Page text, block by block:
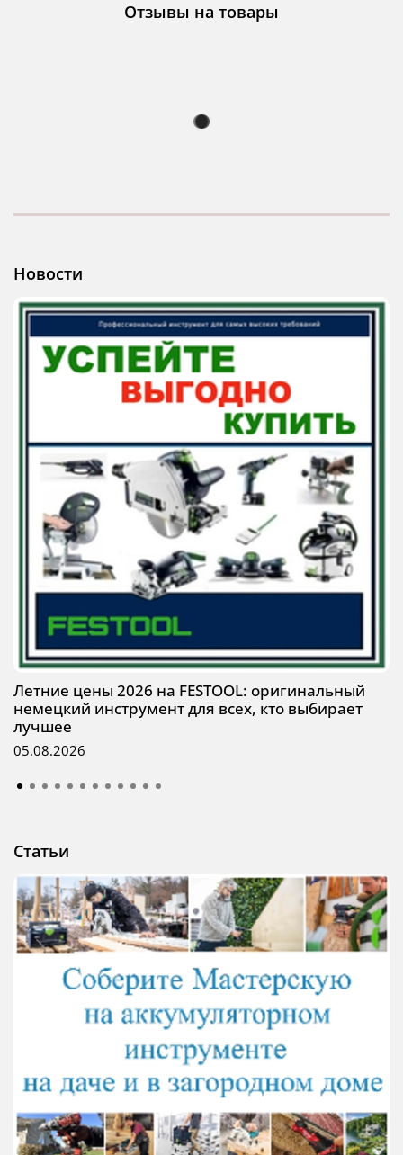
Отзывы на товары
Новости
Летние цены 2026 на FESTOOL: оригинальный
немецкий инструмент для всех, кто выбирает
лучшее
05.08.2026
Статьи